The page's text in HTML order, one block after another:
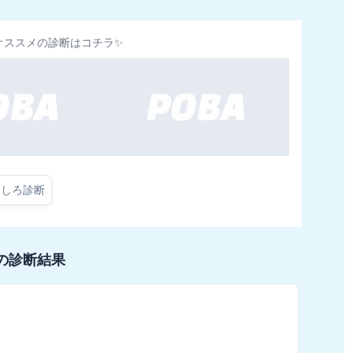
スメの診断はコチラ✨
ろ診断
診断結果